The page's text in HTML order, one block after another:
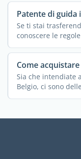
Patente di guida
Se ti stai
conoscere le
Come
Sia che intendiate
Belgio, ci sono